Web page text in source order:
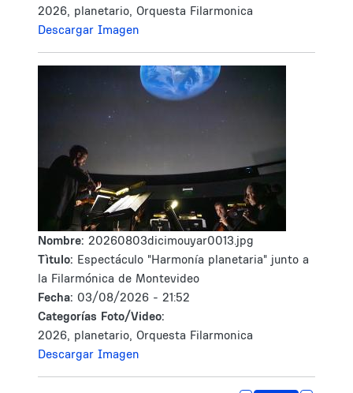
2026, planetario, Orquesta Filarmonica
Descargar Imagen
Nombre: 20260803dicimouyar0013.jpg
Tìtulo: Espectáculo "Harmonía planetaria" junto a
la Filarmónica de Montevideo
Fecha: 03/08/2026 - 21:52
Categorías Foto/Video:
2026, planetario, Orquesta Filarmonica
Descargar Imagen